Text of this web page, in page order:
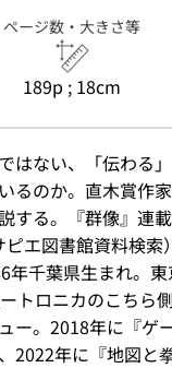
ページ数・大きさ等
189p ; 18cm
ではない、「伝わる
るのか。直木賞作
する。『群像』連
ピエ図書館資料検索）
年千葉県生まれ。
トロニカのこちら
ー。2018年に『ゲ
2022年に『地図と